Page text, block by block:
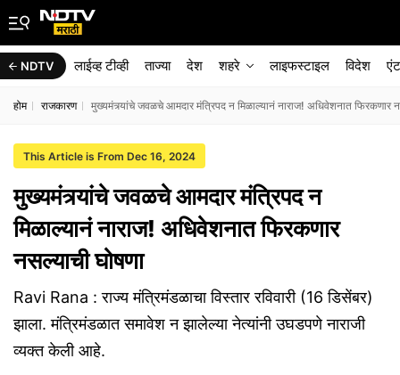
NDTV लाईव्ह टीव्ही ताज्या देश शहरे लाइफस्टाइल विदेश
होम राजकारण मुख्यमंत्र्यांचे जवळचे आमदार मंत्रिपद न मिळाल्यानं नाराज! अधिवेशनात फिरकणार
This Article is From Dec 16, 2024
मुख्यमंत्र्यांचे जवळचे आमदार मंत्रिपद न
मिळाल्यानं नाराज! अधिवेशनात फिरकणार
नसल्याची घोषणा
Ravi Rana : राज्य मंत्रिमंडळाचा विस्तार रविवारी (16 डिसेंबर)
झाला. मंत्रिमंडळात समावेश न झालेल्या नेत्यांनी उघडपणे नाराजी
व्यक्त केली आहे.